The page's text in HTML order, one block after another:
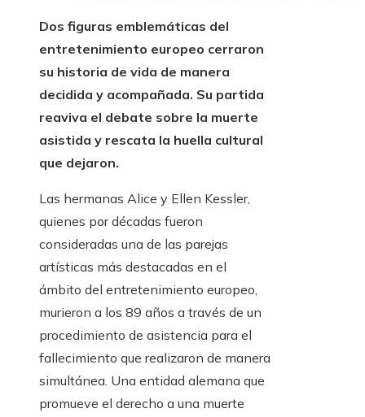
Dos figuras emblemáticas del
entretenimiento europeo cerraron
su historia de vida de manera
decidida y acompañada. Su partida
reaviva el debate sobre la muerte
asistida y rescata la huella cultural
que dejaron.
Las hermanas Alice y Ellen Kessler,
quienes por décadas fueron
consideradas una de las parejas
artísticas más destacadas en el
ámbito del entretenimiento europeo,
murieron a los 89 años a través de un
procedimiento de asistencia para el
fallecimiento que realizaron de manera
simultánea. Una entidad alemana que
promueve el derecho a una muerte